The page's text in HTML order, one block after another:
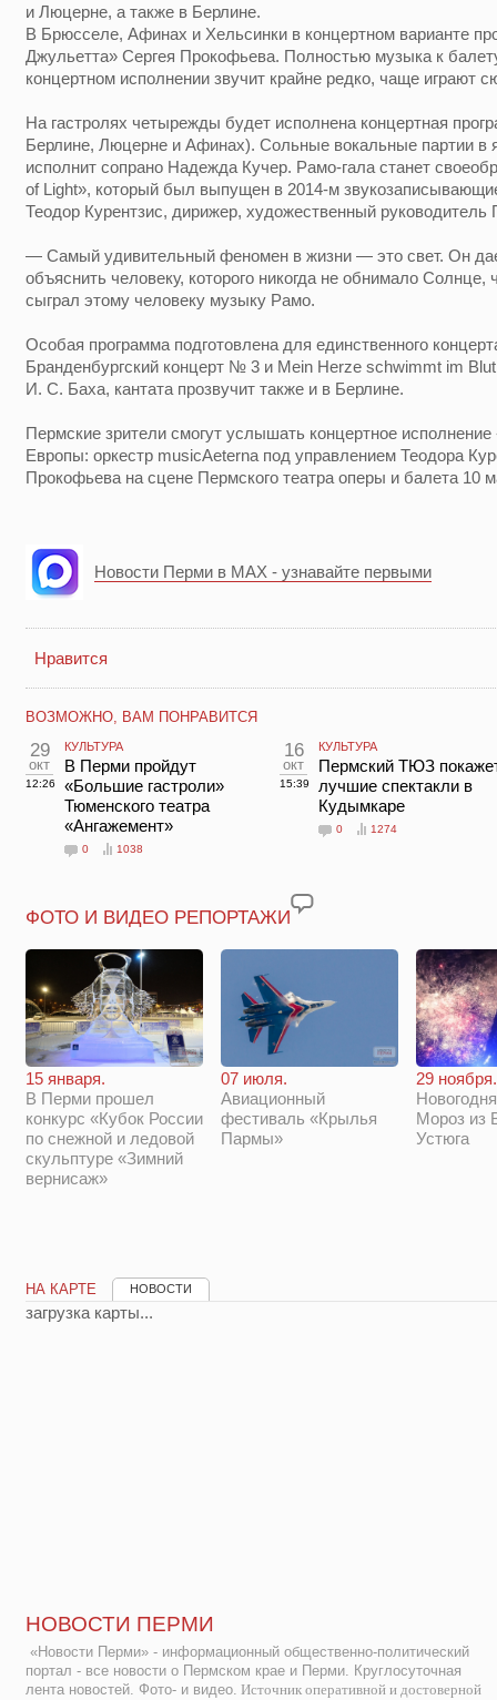
и Люцерне, а также в Берлине.
В Брюсселе, Афинах и Хельсинки в концертном варианте
Джульетта» Сергея Прокофьева. Полностью музыка к
концертном исполнении звучит крайне редко, чаще играют
На гастролях четырежды будет исполнена концертная
Берлине, Люцерне и Афинах). Сольные вокальные партии в
исполнит сопрано Надежда Кучер. Рамо-гала станет
of Light», который был выпущен в 2014-м
Теодор Курентзис, дирижер, художественный руководитель
— Самый удивительный феномен в жизни — это свет. Он
объяснить человеку, которого никогда не обнимало Солнце,
сыграл этому человеку музыку Рамо.
Особая программа подготовлена для единственного
Бранденбургский концерт № 3 и Mein Herze schwimmt im Blut
И. С. Баха, кантата прозвучит также и в Берлине.
Пермские зрители смогут услышать концертное
Европы: оркестр musicAeterna под управлением Теодора
Прокофьева на сцене Пермского театра оперы и балета 10
Новости Перми в MAX - узнавайте первыми
Нравится
ВОЗМОЖНО, ВАМ ПОНРАВИТСЯ
29
окт
12:26
КУЛЬТУРА
В Перми пройдут
«Большие гастроли»
Тюменского театра
«Ангажемент»
0 1038
16
окт
15:39
КУЛЬТУРА
Пермский ТЮЗ
лучшие спектакли в
Кудымкаре
0 1274
ФОТО И ВИДЕО РЕПОРТАЖИ
15 января.
В Перми прошел
конкурс «Кубок России
по снежной и ледовой
скульптуре «Зимний
вернисаж»
07 июля.
Авиационный
фестиваль «Крылья
Пармы»
29 ноября.
Мороз из
Устюга
НА КАРТЕ НОВОСТИ
загрузка карты...
НОВОСТИ ПЕРМИ
«Новости Перми» - информационный общественно-политический
портал - все новости о Пермском крае и Перми. Круглосуточная
лента новостей. Фото- и видео. Источник оперативной и достоверной